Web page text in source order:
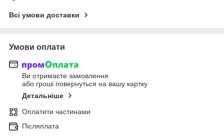
Всі умови доставки
Умови оплати
Ви отримаєте замовлення
або гроші повернуться на вашу картку
Детальніше
Оплатити частинами
Післяплата